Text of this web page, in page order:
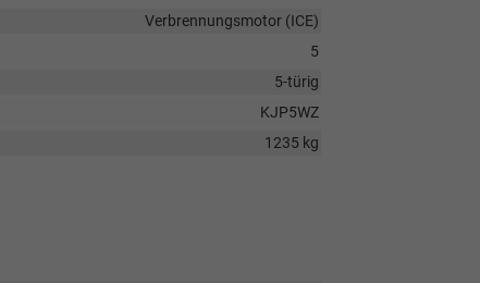
Verbrennungsmotor (ICE)
5
5-türig
KJP5WZ
1235 kg